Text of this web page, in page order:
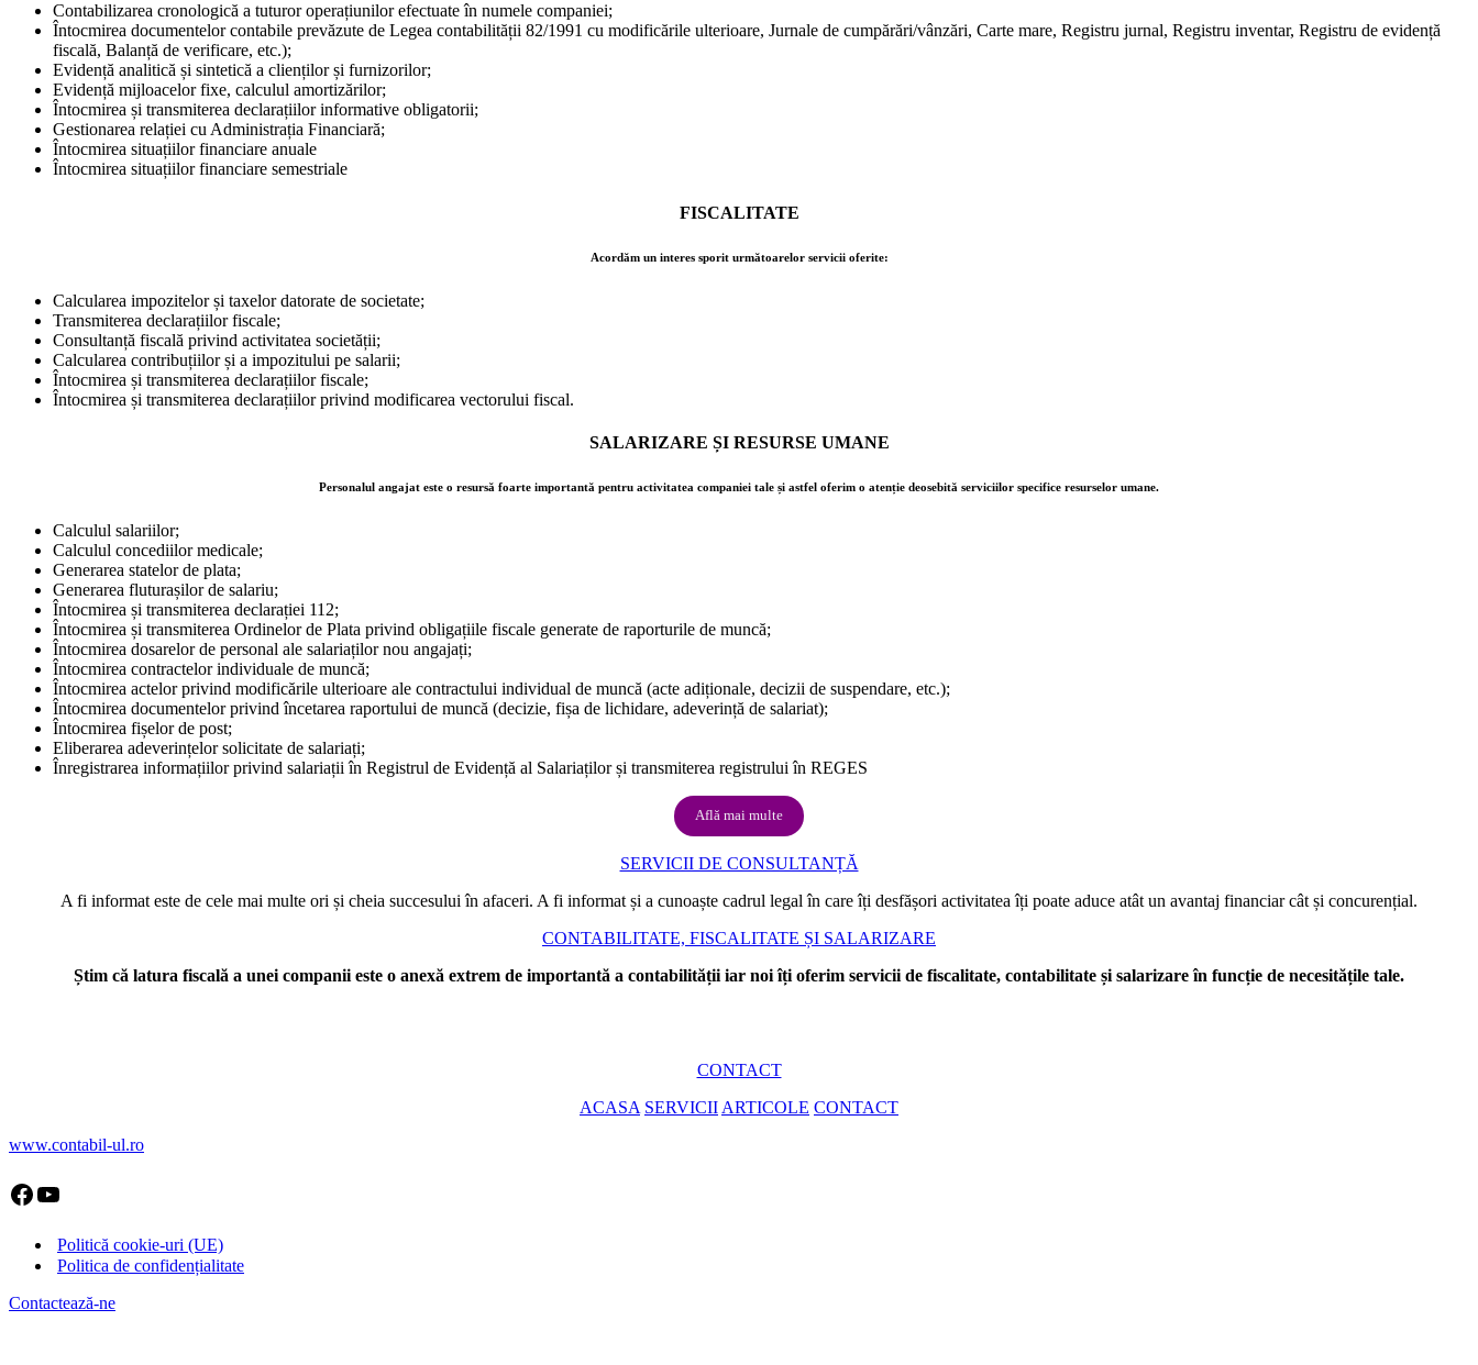
Contabilizarea cronologică a tuturor operațiunilor efectuate în numele companiei;
Întocmirea documentelor contabile prevăzute de Legea contabilității 82/1991 cu modificările ulterioare, Jurnale de cumpărări/vânzări, Carte mare, Registru jurnal, Registru inventar, Registru de evidență
fiscală, Balanță de verificare, etc.);
Evidență analitică și sintetică a clienților și furnizorilor;
Evidență mijloacelor fixe, calculul amortizărilor;
Întocmirea și transmiterea declarațiilor informative obligatorii;
Gestionarea relației cu Administrația Financiară;
Întocmirea situațiilor financiare anuale
Întocmirea situațiilor financiare semestriale
FISCALITATE
Acordăm un interes sporit următoarelor servicii oferite:
Calcularea impozitelor și taxelor datorate de societate;
Transmiterea declarațiilor fiscale;
Consultanță fiscală privind activitatea societății;
Calcularea contribuțiilor și a impozitului pe salarii;
Întocmirea și transmiterea declarațiilor fiscale;
Întocmirea și transmiterea declarațiilor privind modificarea vectorului fiscal.
SALARIZARE ȘI RESURSE UMANE
Personalul angajat este o resursă foarte importantă pentru activitatea companiei tale și astfel oferim o atenție deosebită serviciilor specifice resurselor umane.
Calculul salariilor;
Calculul concediilor medicale;
Generarea statelor de plata;
Generarea fluturașilor de salariu;
Întocmirea și transmiterea declarației 112;
Întocmirea și transmiterea Ordinelor de Plata privind obligațiile fiscale generate de raporturile de muncă;
Întocmirea dosarelor de personal ale salariaților nou angajați;
Întocmirea contractelor individuale de muncă;
Întocmirea actelor privind modificările ulterioare ale contractului individual de muncă (acte adiționale, decizii de suspendare, etc.);
Întocmirea documentelor privind încetarea raportului de muncă (decizie, fișa de lichidare, adeverință de salariat);
Întocmirea fișelor de post;
Eliberarea adeverințelor solicitate de salariați;
Înregistrarea informațiilor privind salariații în Registrul de Evidență al Salariaților și transmiterea registrului în REGES
Află mai multe
SERVICII DE CONSULTANȚĂ
A fi informat este de cele mai multe ori și cheia succesului în afaceri. A fi informat și a cunoaște cadrul legal în care îți desfășori activitatea îți poate aduce atât un avantaj financiar cât și concurențial.
CONTABILITATE, FISCALITATE ȘI SALARIZARE
Știm că latura fiscală a unei companii este o anexă extrem de importantă a contabilității iar noi îți oferim servicii de fiscalitate, contabilitate și salarizare în funcție de necesitățile tale.
CONTACT
ACASA SERVICII ARTICOLE CONTACT
www.contabil-ul.ro
Facebook
YouTube
Politică cookie-uri (UE)
Politica de confidențialitate
Contactează-ne